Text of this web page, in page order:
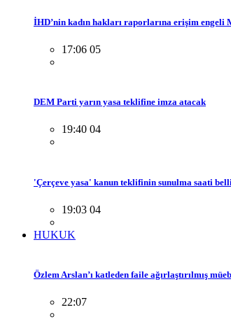
İHD’nin kadın hakları raporlarına erişim engeli
17:06 05
DEM Parti yarın yasa teklifine imza atacak
19:40 04
'Çerçeve yasa' kanun teklifinin sunulma saati
19:03 04
HUKUK
Özlem Arslan’ı katleden faile ağırlaştırılmış
22:07